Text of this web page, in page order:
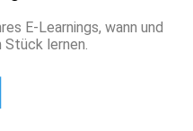
E-Learnings, wann und
Stück lernen.